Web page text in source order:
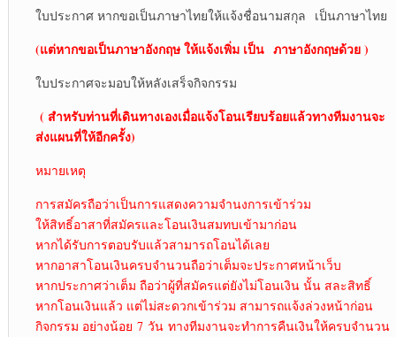
ใบประกาศ หากขอเป็นภาษาไทยให้แจ้งชื่อนามสกุล เป็นภาษาไทย
(แต่หากขอเป็นภาษาอังกฤษ ให้แจ้งเพิ่ม เป็นภาษาอังกฤษด้วย )
ใบประกาศจะมอบให้หลังเสร็จกิจกรรม
( สำหรับท่านที่เดินทางเองเมื่อแจ้งโอนเรียบร้อยแล้วทางทีมงานจะ
ส่งแผนที่ให้อีกครั้ง)
หมายเหตุ
การสมัครถือว่าเป็นการแสดงความจำนงการเข้าร่วม
ให้สิทธิ์อาสาที่สมัครและโอนเงินสมทบเข้ามาก่อน
หากได้รับการตอบรับแล้วสามารถโอนได้เลย
หากอาสาโอนเงินครบจำนวนถือว่าเต็มจะประกาศหน้าเว็บ
หากประกาศว่าเต็ม ถือว่าผู้ที่สมัครแต่ยังไม่โอนเงิน นั้น สละสิทธิ์
หากโอนเงินแล้ว แต่ไม่สะดวกเข้าร่วม สามารถแจ้งล่วงหน้าก่อน
กิจกรรม อย่างน้อย 7 วัน ทางทีมงานจะทำการคืนเงินให้ครบจำนวน